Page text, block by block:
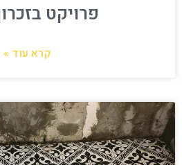
פרויקט
קרא עוד »